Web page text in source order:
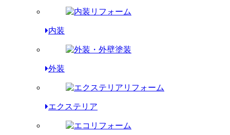
内装
外装
エクステリア